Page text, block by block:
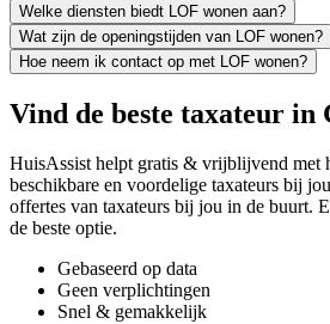
Welke diensten biedt LOF wonen aan?
Wat zijn de openingstijden van LOF wonen?
Hoe neem ik contact op met LOF wonen?
Vind de beste taxateur in
HuisAssist helpt gratis & vrijblijvend met
beschikbare en voordelige taxateurs bij
offertes van taxateurs bij jou in de buurt.
de beste optie.
Gebaseerd op data
Geen verplichtingen
Snel & gemakkelijk